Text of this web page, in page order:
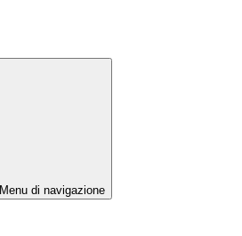
Menu di navigazione